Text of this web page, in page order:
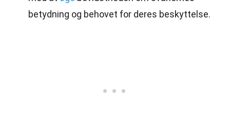
betydning og behovet for deres beskyttelse.